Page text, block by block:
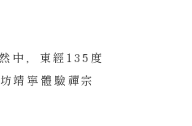
中，東經135度
靖寧體驗禪宗